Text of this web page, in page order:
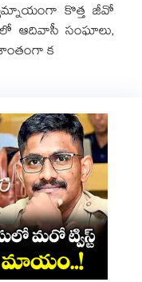
కొత్త జీవో
ఆదివాసీ సంఘాలు,
క